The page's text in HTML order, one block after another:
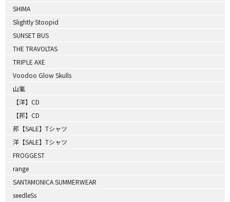
SHIMA
Slightly Stoopid
SUNSET BUS
THE TRAVOLTAS
TRIPLE AXE
Voodoo Glow Skulls
山嵐
【洋】CD
【邦】CD
邦【SALE】Tシャツ
洋【SALE】Tシャツ
FROGGEST
range
SANTAMONICA SUMMERWEAR
seedleSs